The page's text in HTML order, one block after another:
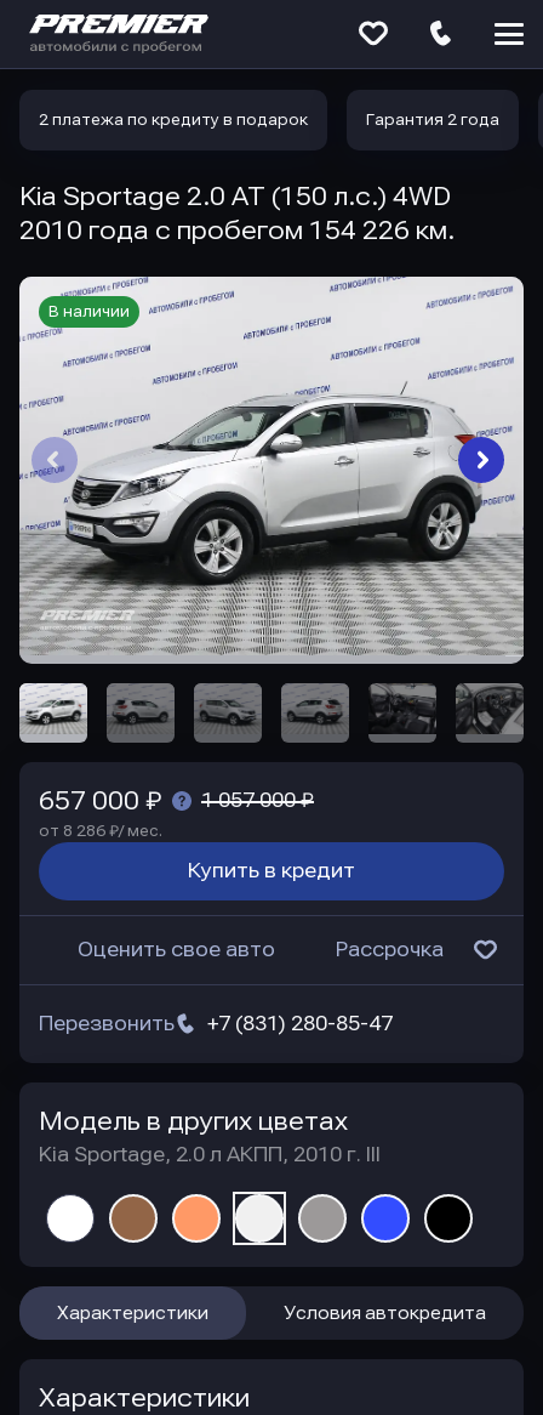
2 платежа по кредиту в подарок Гарантия 2 года
Kia Sportage 2.0 AT (150 л.с.) 4WD
2010 года с пробегом 154 226 км.
В наличии
657 000 ₽ 1 057 000 ₽
от 8 286 ₽/ мес.
Купить в кредит
Оценить свое авто Рассрочка
+7 (831) 280-85-47
Перезвонить
Модель в других цветах
Kia Sportage, 2.0 л АКПП, 2010 г. III
Характеристики Условия автокредита
Характеристики